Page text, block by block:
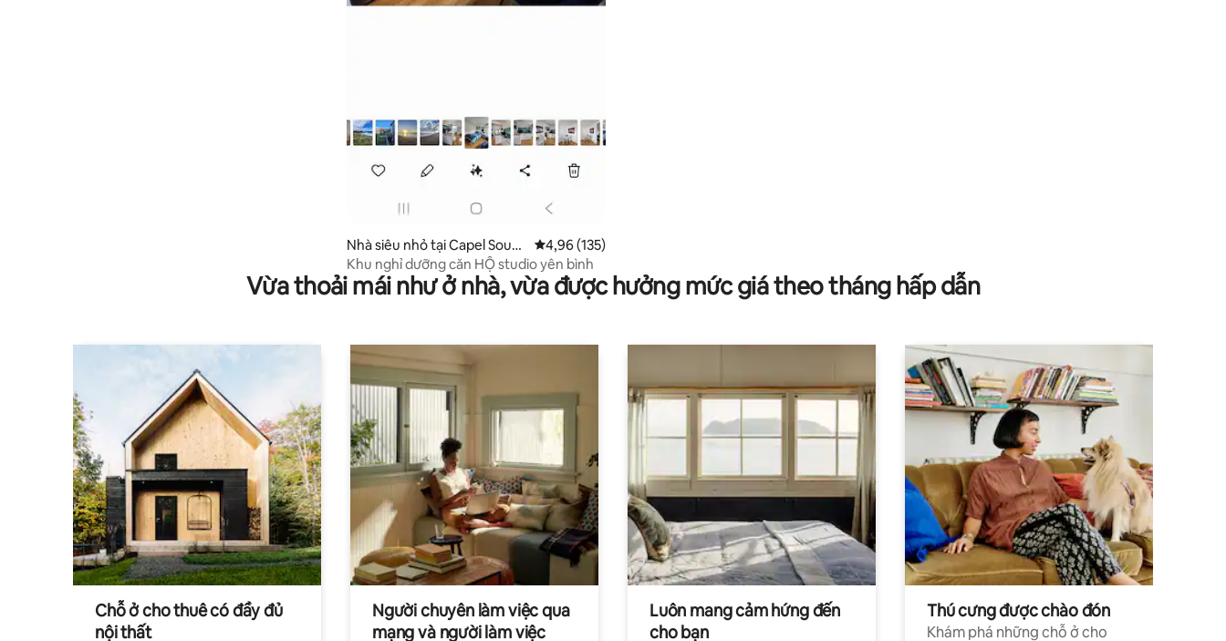
Nhà siêu nhỏ tại Capel Soun
d
Xếp hạng trung bình 4,96/5, 135 đánh giá
4,96 (135)
Khu nghỉ dưỡng căn HỘ studio yên bình
Vừa thoải mái như ở nhà, vừa được hưởng mức giá theo tháng hấp dẫn
Chỗ ở cho thuê có đầy đủ
nội thất
Người chuyên làm việc qua
mạng và người làm việc
Luôn mang cảm hứng đến
cho bạn
Thú cưng được chào đón
Khám phá những chỗ ở cho